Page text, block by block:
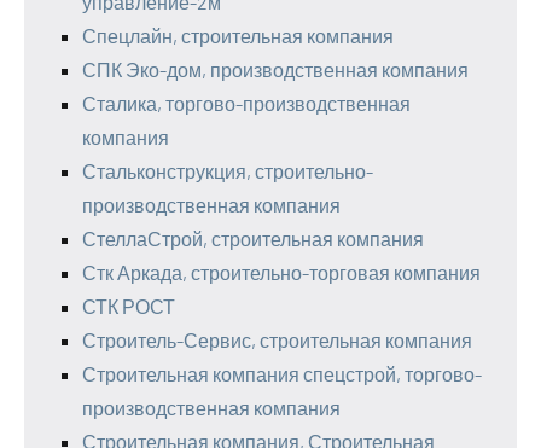
Спецлайн, строительная компания
СПК Эко-дом, производственная компания
Сталика, торгово-производственная
компания
Стальконструкция, строительно-
производственная компания
СтеллаСтрой, строительная компания
Стк Аркада, строительно-торговая компания
СТК РОСТ
Строитель-Сервис, строительная компания
Строительная компания спецстрой, торгово-
производственная компания
Строительная компания, Строительная